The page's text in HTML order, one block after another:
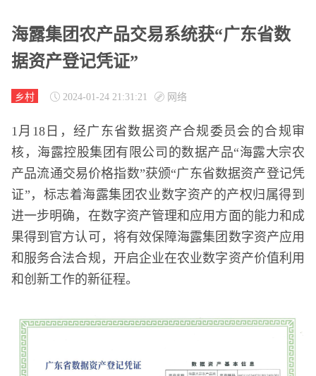
海露集团农产品交易系统获“广东省数
据资产登记凭证”
乡村 2024-01-24 21:31:21 网络
1月18日，经广东省数据资产合规委员会的合规审
核，海露控股集团有限公司的数据产品“海露大宗农
产品流通交易价格指数”获颁“广东省数据资产登记凭
证”，标志着海露集团农业数字资产的产权归属得到
进一步明确，在数字资产管理和应用方面的能力和成
果得到官方认可，将有效保障海露集团数字资产应用
和服务合法合规，开启企业在农业数字资产价值利用
和创新工作的新征程。